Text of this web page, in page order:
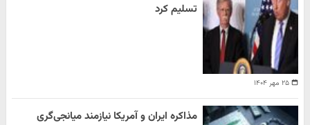
۲۵ مهر ۱۴۰۴
تسلیم کرد
مذاکره ایران و آمریکا نیازمند میانجی‌گری